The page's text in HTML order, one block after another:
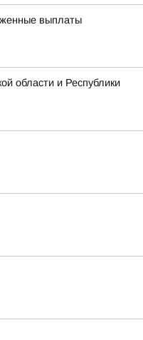
выплаты
области и Республики